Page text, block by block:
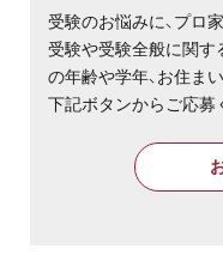
受験のお悩みに、プロ
受験や受験全般に関す
の年齢や学年、お住ま
下記ボタンからご応募